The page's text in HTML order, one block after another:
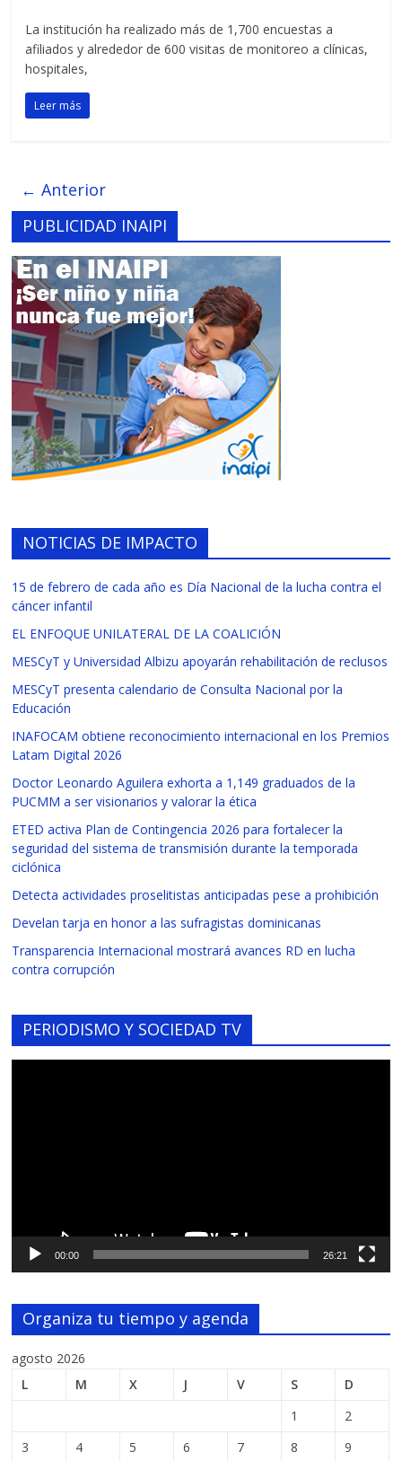
La institución ha realizado más de 1,700 encuestas a
afiliados y alrededor de 600 visitas de monitoreo a clínicas,
hospitales,
Leer más
← Anterior
PUBLICIDAD INAIPI
NOTICIAS DE IMPACTO
15 de febrero de cada año es Día Nacional de la lucha contra el
cáncer infantil
EL ENFOQUE UNILATERAL DE LA COALICIÓN
MESCyT y Universidad Albizu apoyarán rehabilitación de reclusos
MESCyT presenta calendario de Consulta Nacional por la
Educación
INAFOCAM obtiene reconocimiento internacional en los Premios
Latam Digital 2026
Doctor Leonardo Aguilera exhorta a 1,149 graduados de la
PUCMM a ser visionarios y valorar la ética
ETED activa Plan de Contingencia 2026 para fortalecer la
seguridad del sistema de transmisión durante la temporada
ciclónica
Detecta actividades proselitistas anticipadas pese a prohibición
Develan tarja en honor a las sufragistas dominicanas
Transparencia Internacional mostrará avances RD en lucha
contra corrupción
PERIODISMO Y SOCIEDAD TV
00:00 26:21
Organiza tu tiempo y agenda
agosto 2026
L
M X J V S
D
1
2
3
4 5 6 7 8 9